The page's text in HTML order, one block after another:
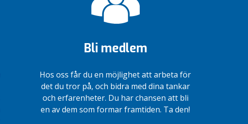
Bli medlem
Hos oss får du en möjlighet att arbeta för
det du tror på, och bidra med dina tankar
och erfarenheter. Du har chansen att bli
en av dem som formar framtiden. Ta den!